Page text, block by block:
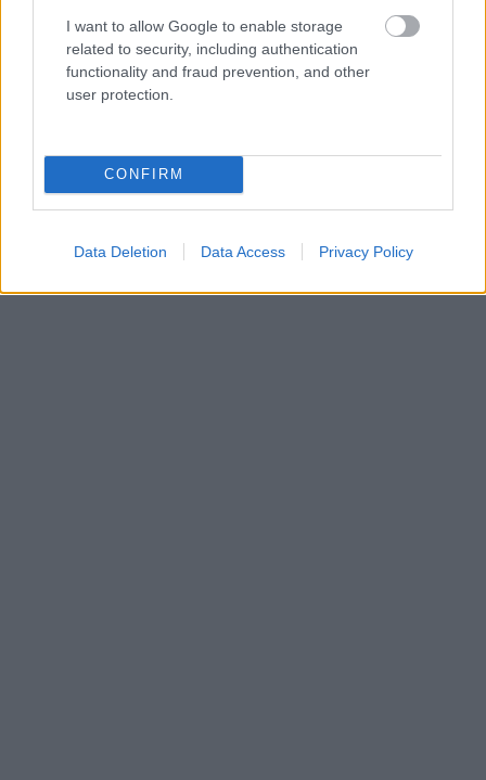
I want to allow Google to enable storage
related to security, including authentication
functionality and fraud prevention, and other
user protection.
CONFIRM
Data Deletion Data Access Privacy Policy
«Εγώ είμαι η ανάπηρη, αυτοί είναι οι μ***ες» –
Η Maria Rolls χωρίς φίλτρο